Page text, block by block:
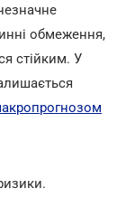
обмеження,
стійким. У